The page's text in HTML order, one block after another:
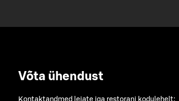
Võta ühendust
Kontaktandmed leiate iga restorani kodulehelt: